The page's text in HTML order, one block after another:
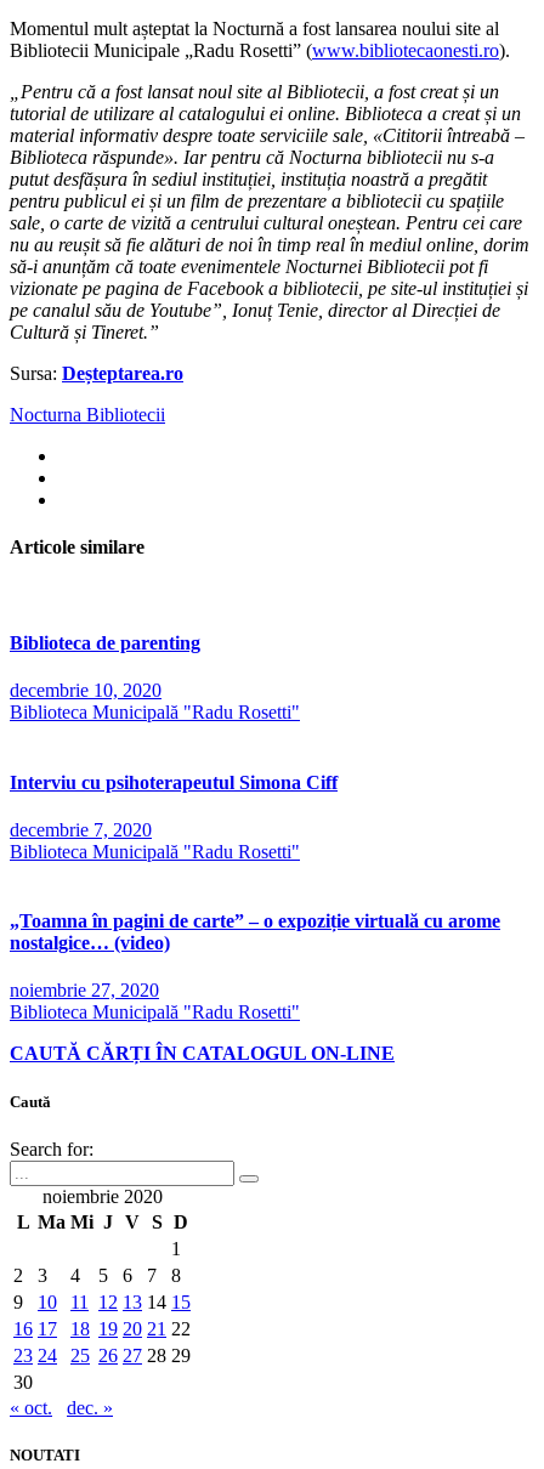
Momentul mult așteptat la Nocturnă a fost lansarea noului site al
Bibliotecii Municipale „Radu Rosetti” (www.bibliotecaonesti.ro).
„Pentru că a fost lansat noul site al Bibliotecii, a fost creat și un
tutorial de utilizare al catalogului ei online. Biblioteca a creat și un
material informativ despre toate serviciile sale, «Cititorii întreabă –
Biblioteca răspunde». Iar pentru că Nocturna bibliotecii nu s-a
putut desfășura în sediul instituției, instituția noastră a pregătit
pentru publicul ei și un film de prezentare a bibliotecii cu spațiile
sale, o carte de vizită a centrului cultural oneștean. Pentru cei care
nu au reușit să fie alături de noi în timp real în mediul online, dorim
să-i anunțăm că toate evenimentele Nocturnei Bibliotecii pot fi
vizionate pe pagina de Facebook a bibliotecii, pe site-ul instituției și
pe canalul său de Youtube”, Ionuț Tenie, director al Direcției de
Cultură și Tineret.”
Sursa: Deșteptarea.ro
Nocturna Bibliotecii
Articole similare
Biblioteca de parenting
decembrie 10, 2020
Biblioteca Municipală "Radu Rosetti"
Interviu cu psihoterapeutul Simona Ciff
decembrie 7, 2020
Biblioteca Municipală "Radu Rosetti"
„Toamna în pagini de carte” – o expoziție virtuală cu arome
nostalgice… (video)
noiembrie 27, 2020
Biblioteca Municipală "Radu Rosetti"
CAUTĂ CĂRȚI ÎN CATALOGUL ON-LINE
Caută
Search for:
noiembrie 2020
L Ma Mi J V S D
1
2
3 4 5 6 7
8
9
10 11 12 13 14 15
16 17 18 19 20 21 22
23 24 25 26 27 28 29
30
« oct.
dec. »
NOUTATI